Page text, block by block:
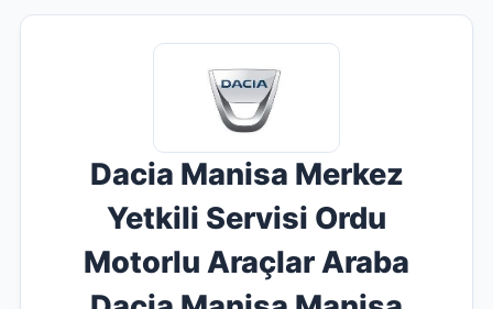
Dacia Manisa Merkez
Yetkili Servisi Ordu
Motorlu Araçlar Araba